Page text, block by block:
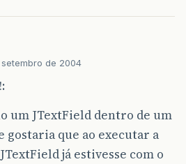
setembro de 2004
um JTextField dentro de um
gostaria que ao executar a
já estivesse com o